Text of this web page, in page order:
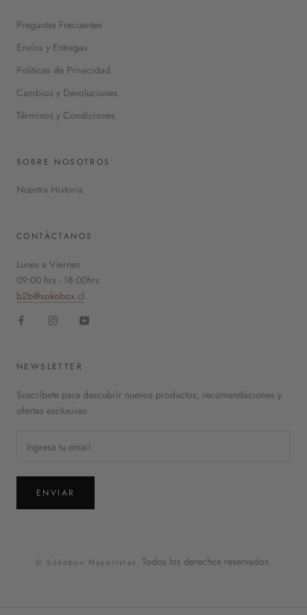
Preguntas Frecuentes
Envíos y Entregas
Políticas de Privacidad
Cambios y Devoluciones
Términos y Condiciones
SOBRE NOSOTROS
Nuestra Historia
CONTÁCTANOS
Lunes a Viernes
09:00 hrs - 18:00hrs
b2b@sokobox.cl
NEWSLETTER
Suscríbete para descubrir nuevos productos, recomendaciones y
ofertas exclusivas.
ENVIAR
© Sokobox Mayoristas. Todos los derechos reservados.